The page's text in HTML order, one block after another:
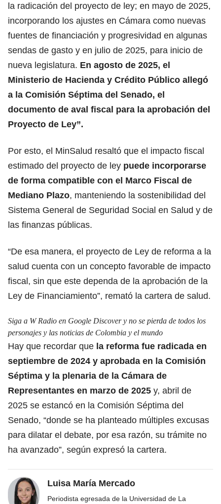
la radicación del proyecto de ley; en mayo de 2025,
incorporando los ajustes en Cámara como nuevas
fuentes de financiación y progresividad en algunas
sendas de gasto y en julio de 2025, para inicio de
nueva legislatura. En agosto de 2025, el
Ministerio de Hacienda y Crédito Público allegó
a la Comisión Séptima del Senado, el
documento de aval fiscal para la aprobación del
Proyecto de Ley”.
Por esto, el MinSalud resaltó que el impacto fiscal
estimado del proyecto de ley puede incorporarse
de forma compatible con el Marco Fiscal de
Mediano Plazo, manteniendo la sostenibilidad del
Sistema General de Seguridad Social en Salud y de
las finanzas públicas.
“De esa manera, el proyecto de Ley de reforma a la
salud cuenta con un concepto favorable de impacto
fiscal, sin que este dependa de la aprobación de la
Ley de Financiamiento”, remató la cartera de salud.
Siga a W Radio en Google Discover y no se pierda de todos los
personajes y las noticias de Colombia y el mundo
Hay que recordar que la reforma fue radicada en
septiembre de 2024 y aprobada en la Comisión
Séptima y la plenaria de la Cámara de
Representantes en marzo de 2025 y, abril de
2025 se estancó en la Comisión Séptima del
Senado, “donde se ha planteado múltiples excusas
para dilatar el debate, por esa razón, su trámite no
ha avanzado”, según expresó la cartera.
Luisa María Mercado
Periodista egresada de la Universidad de La